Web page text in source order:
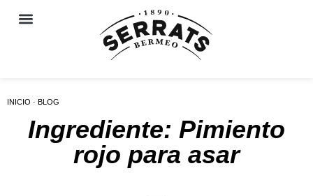
INICIO · BLOG
Ingrediente: Pimiento
rojo para asar